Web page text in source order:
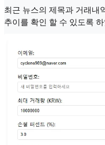
최근 뉴스의 제목과 거래내
추이를 확인 할 수 있도록